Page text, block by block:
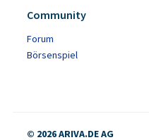
Community
Forum
Börsenspiel
© 2026 ARIVA.DE AG